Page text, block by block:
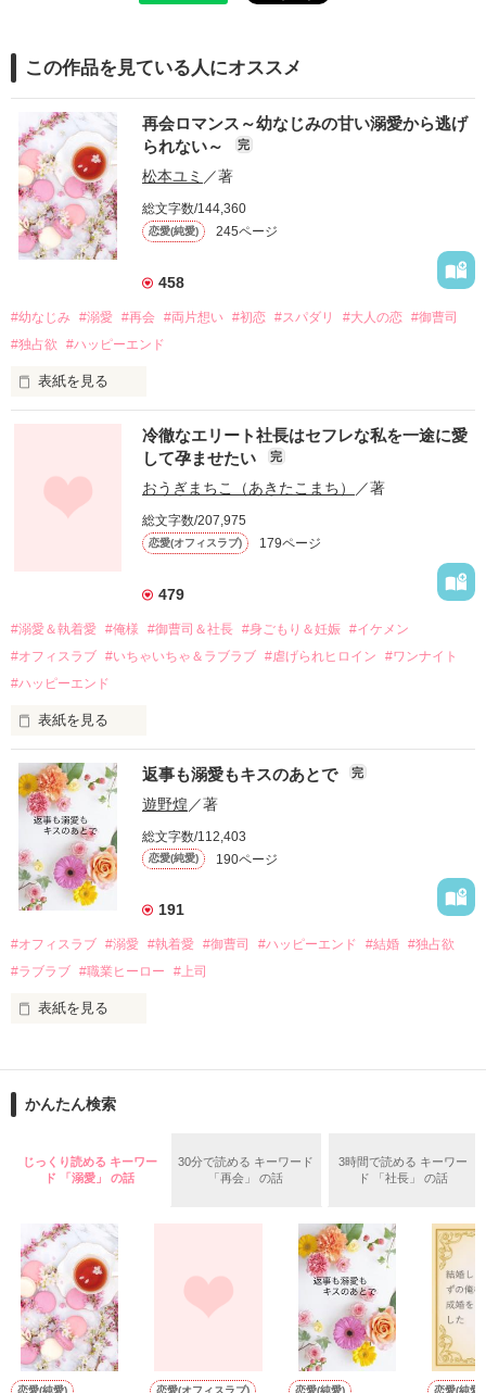
この作品を見ている人にオススメ
再会ロマンス～幼なじみの甘い溺愛から逃げ
られない～
完
松本ユミ ／著
総文字数/144,360
恋愛(純愛) 245ページ
458
#幼なじみ #溺愛 #再会 #両片想い #初恋 #スパダリ #大人の恋 #御曹司
#独占欲
#ハッピーエンド
表紙を見る
幼なじみの哲平に淡い恋心を抱いていた美桜。
しかし、ある出来事をきっかけに二人の関係は壊れてしまう。
関係修復もできないまま、美桜は両親の離婚によって
引っ越すことになり、哲平とも離れ離れになった。
それから約十二年後。
過去の傷から、二度と会いたくないと思っていた哲平に
運命のような再会を果たす。
酔った勢いで一夜を共にしてしまった。
さらに、美桜が初めてだと知った哲平は
『責任をとる、結婚しよう』と真っ直ぐに告げてきた。
戸惑う美桜とは裏腹に、好きという気持ちを隠すことなく
甘やかしてくる。
そんなある日、哲平は美桜がストーカー被害に
遭っていることを知る。
美桜を守るため、哲平は同居を提案してきて――。
夏木美桜(なつきみお)
鳴海哲平 (なるみてっぺい)
2026.6.5～2026.7.25
＊以前、公開していた話の改稿版です＊
作品を読む
冷徹なエリート社長はセフレな私を一途に愛
して孕ませたい
完
おうぎまちこ（あきたこまち） ／著
総文字数/207,975
恋愛(オフィスラブ) 179ページ
479
#溺愛＆執着愛 #俺様 #御曹司＆社長 #身ごもり＆妊娠 #イケメン
#オフィスラブ #いちゃいちゃ＆ラブラブ #虐げられヒロイン
#ワンナイト
#ハッピーエンド
表紙を見る
おかしな噂を流されて前の職場でうまくいかなかった梅田美
桜は、海外で傷心旅行をしていたところ、日本人美青年と出会
い、酒の勢いもあり一夜限りの関係となる。
帰国後、美桜は新しい職場でワンナイトした美青年と再会。
なんと彼の正体は、とある財閥御曹司にも関わらず、一族を離
れて起業した新進気鋭の実業家、社内でも冷徹だと評判な社長
――御影恭司その人だったのだ――！
なぜか恭司から飼い猫の世話係を命じられた美桜は、猫の世
の関係となってしまい――？
返事も溺愛もキスのあとで 完
遊野煌 ／著
総文字数/112,403
恋愛(純愛) 190ページ
191
#オフィスラブ #溺愛 #執着愛 #御曹司 #ハッピーエンド #結婚 #独占欲
#ラブラブ #職業ヒーロー #上司
表紙を見る
ションの企画戦略室で働いている。
めた、同期で恋人の石垣守（26）がいるのだが、後輩の姫原由
いた。
守と由羅から『便利屋雛子』と馬鹿にされ、一人こっそり泣い
た上、同居まで提案してきて──？
鷹哉『宜しくな、俺の雛子』🦅
雛子『俺の……ひぃ、雛子？！！！』🐥
シゴデキで冷徹な上司が見せる素顔は、なぜか想像以上に甘く
て……🐥💓🦅
かんたん検索
じっくり読める キーワー
ド 「溺愛」 の話
30分で読める キーワード
「再会」 の話
3時間で読める キーワー
ド 「社長」 の話
恋愛(純愛) 恋愛(オフィスラブ) 恋愛(純愛) 恋愛(純愛)